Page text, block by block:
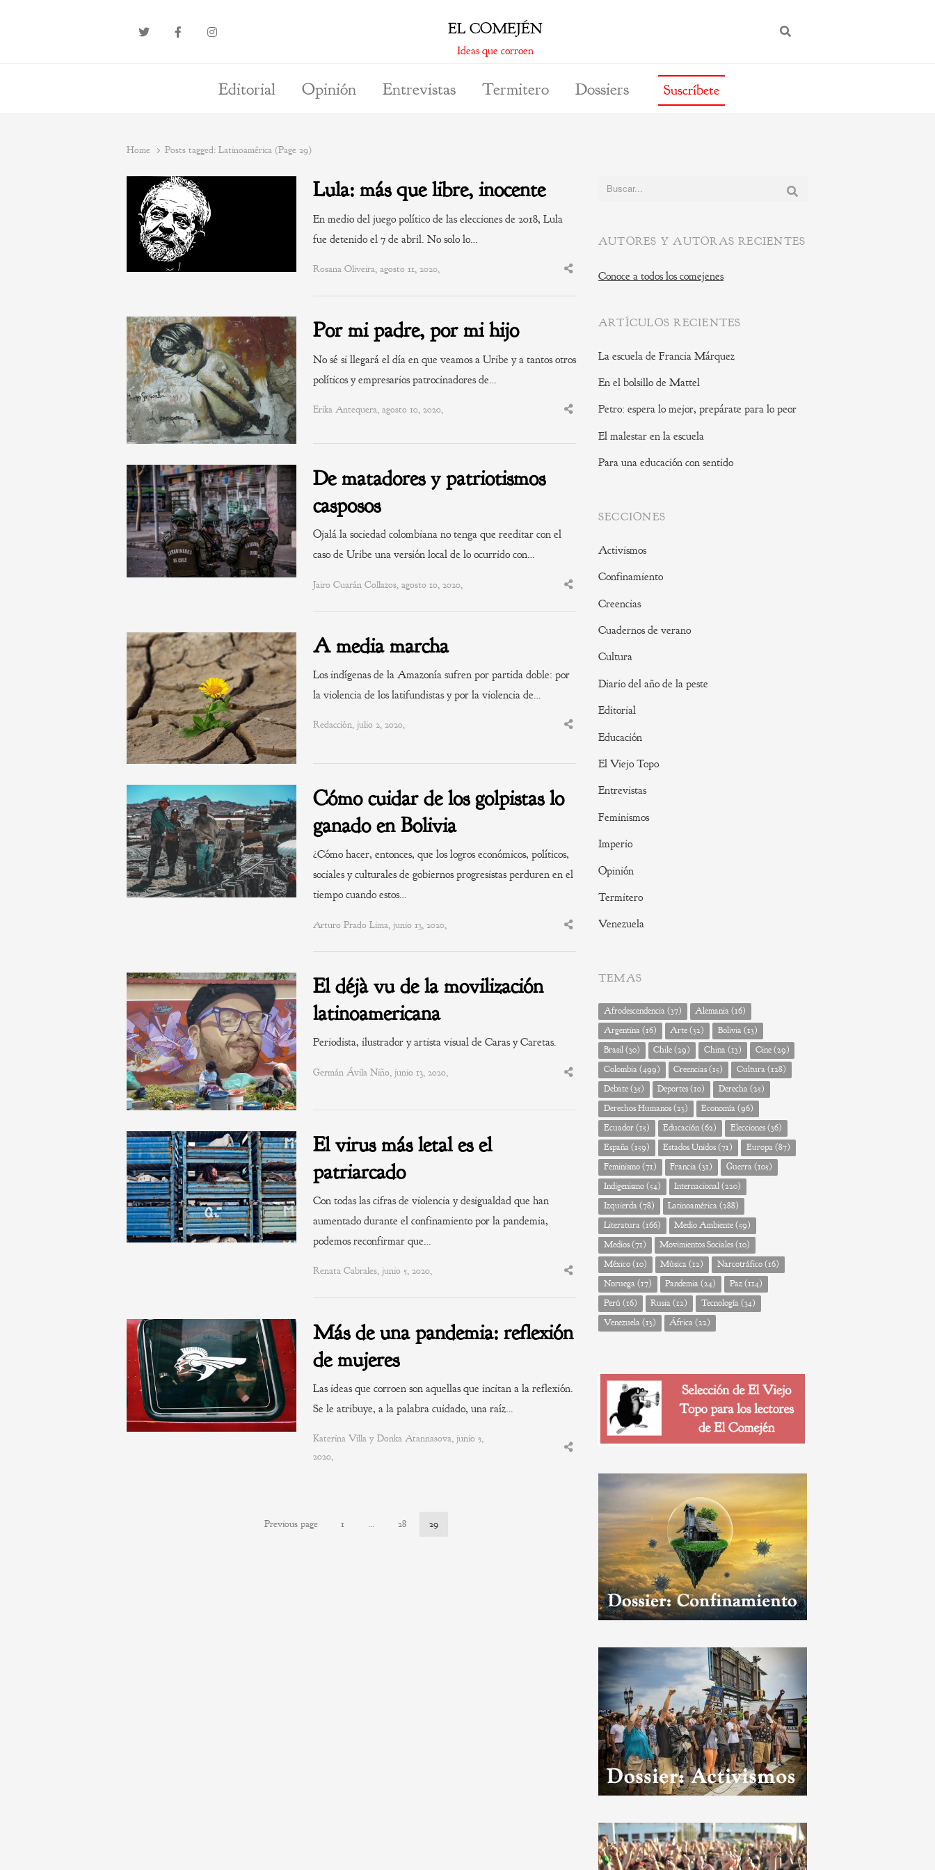
EL COMEJÉN
Ideas que corroen
BUSCAR
Editorial Opinión Entrevistas Termitero Dossiers Suscríbete
Home Posts tagged: Latinoamérica (Page 29)
Lula: más que libre, inocente
En medio del juego político de las elecciones de 2018, Lula
fue detenido el 7 de abril. No solo lo…
Rosana Oliveira, agosto 11, 2020, Share
Por mi padre, por mi hijo
No sé si llegará el día en que veamos a Uribe y a tantos otros
políticos y empresarios patrocinadores de…
Erika Antequera, agosto 10, 2020, Share
De matadores y patriotismos
casposos
Ojalá la sociedad colombiana no tenga que reeditar con el
caso de Uribe una versión local de lo ocurrido con…
Jairo Cuarán Collazos, agosto 10, 2020, Share
A media marcha
Los indígenas de la Amazonía sufren por partida doble: por
la violencia de los latifundistas y por la violencia de…
Redacción, julio 2, 2020, Share
Cómo cuidar de los golpistas lo
ganado en Bolivia
¿Cómo hacer, entonces, que los logros económicos, políticos,
sociales y culturales de gobiernos progresistas perduren en el
tiempo cuando estos…
Arturo Prado Lima, junio 13, 2020, Share
El déjà vu de la movilización
latinoamericana
Periodista, ilustrador y artista visual de Caras y Caretas.
Germán Ávila Niño, junio 13, 2020, Share
El virus más letal es el
patriarcado
Con todas las cifras de violencia y desigualdad que han
aumentado durante el confinamiento por la pandemia,
podemos reconfirmar que…
Renata Cabrales, junio 5, 2020, Share
Más de una pandemia: reflexión
de mujeres
Las ideas que corroen son aquellas que incitan a la reflexión.
Se le atribuye, a la palabra cuidado, una raíz…
Katerina Villa y Donka Atannasova, junio 5,
2020,
Share
Previous page Page
1 … 28 29
Buscar:
AUTORES Y AUTORAS RECIENTES
Conoce a todos los comejenes
ARTÍCULOS RECIENTES
La escuela de Francia Márquez
En el bolsillo de Mattel
Petro: espera lo mejor, prepárate para lo peor
El malestar en la escuela
Para una educación con sentido
SECCIONES
Activismos
Confinamiento
Creencias
Cuadernos de verano
Cultura
Diario del año de la peste
Editorial
Educación
El Viejo Topo
Entrevistas
Feminismos
Imperio
Opinión
Termitero
Venezuela
TEMAS
Afrodescendencia(37) Alemania(16)
Argentina(16) Arte(32) Bolivia(13)
Brasil(30) Chile(29) China(13) Cine(29)
Colombia(499) Creencias(15) Cultura(128)
Debate(35) Deportes(10) Derecha(25)
Derechos Humanos(23) Economía(96)
Ecuador(15) Educación(62) Elecciones(36)
España(159) Estados Unidos(71) Europa(87)
Feminismo(71) Francia(31) Guerra(105)
Indigenismo(54) Internacional(220)
Izquierda(78) Latinoamérica(288)
Literatura(166) Medio Ambiente(59)
Medios(71) Movimientos Sociales(10)
México(10) Música(12) Narcotráfico(16)
Noruega(17) Pandemia(24) Paz(114)
Perú (16) Rusia(12) Tecnología(34)
Venezuela(13) África(22)